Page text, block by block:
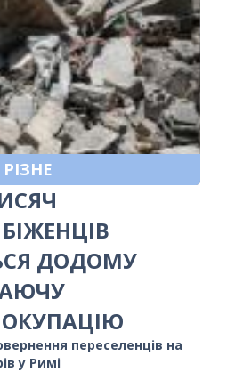
РІЗНЕ
ДОДОМУ
ОКУПАЦІЮ
переселенців на
у Римі